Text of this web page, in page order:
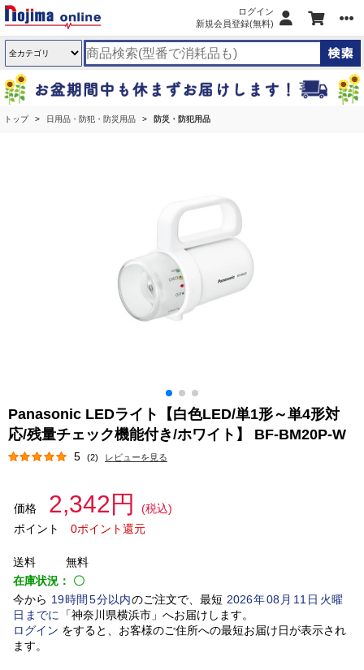
ログイン
新規会員登録(無料)
トップ 日用品・防犯・防災用品 防災・防犯用品
Panasonic LEDライト【白色LED/単1形～単4形対
応/残量チェック機能付き/ホワイト】 BF-BM20P-W
5 (2) レビューを見る
価格 2,342円
(税込)
ポイント
0ポイント還元
送料
無料
在庫状況： 〇
今から 19時間 5分以内のご注文で、最短 2026年08 月 11 日火曜
日 までに 「神奈川県横浜市」 へお届けします。
ログイン をすると、お客様のご住所への最短お届け日が表示され
ます。